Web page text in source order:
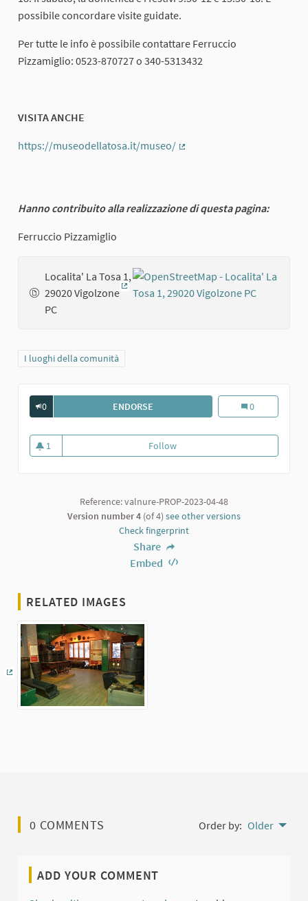
possibile concordare visite guidate.
Per tutte le info è possibile contattare Ferruccio
Pizzamiglio: 0523-870727 o 340-5313432
VISITA ANCHE
https://museodellatosa.it/museo/
Hanno contribuito alla realizzazione di questa pagina:
Ferruccio Pizzamiglio
Localita' La Tosa 1,
29020 Vigolzone
PC
(External link)
Filter results for category: I luoghi della comunità
I luoghi della comunità
0 ENDORSE MUSEO DEL VINO E DELLA VITE
Museo del vino
0
1
1 follower
FollowMuseo del vino e della vite
Reference: valnure-PROP-2023-04-48
Version number 4 (of 4) see other versions
Check fingerprint
Share
Embed
RELATED IMAGES
(External link)
0 COMMENTS Order by: Older
ADD YOUR COMMENT